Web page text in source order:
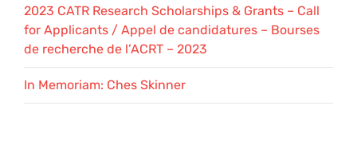
2023 CATR Research Scholarships & Grants – Call
for Applicants / Appel de candidatures – Bourses
de recherche de l’ACRT – 2023
In Memoriam: Ches Skinner